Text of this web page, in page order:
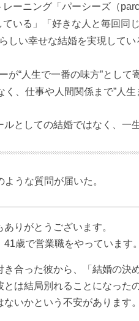
ーニング「パーシーズ（
いる」「好きな人と毎回同
しい幸せな結婚を実現してい
が“人生で一番の味方”とし
、仕事や人間関係まで”人生
としての結婚ではなく、一
うな質問が届いた。
ありがとうございます。
41歳で営業職をやっています。
き合った彼から、「結婚の決
とは結局別れることになった
ないかという不安があります。